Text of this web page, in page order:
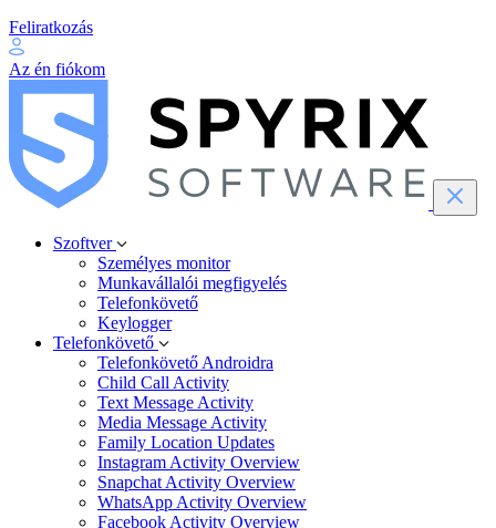
Feliratkozás
Az én fiókom
Szoftver
Személyes monitor
Munkavállalói megfigyelés
Telefonkövető
Keylogger
Telefonkövető
Telefonkövető Androidra
Child Call Activity
Text Message Activity
Media Message Activity
Family Location Updates
Instagram Activity Overview
Snapchat Activity Overview
WhatsApp Activity Overview
Facebook Activity Overview